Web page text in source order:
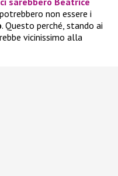
non essere i
. Questo perché, stando ai
vicinissimo alla